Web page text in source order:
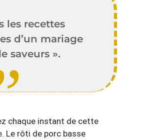
les recettes
d’un mariage
saveurs ».
chaque instant de cette
Le rôti de porc basse